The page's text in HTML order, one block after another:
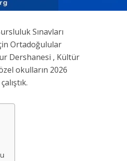
Sınavları
Ortadoğulular
Dershanesi , Kültür
okulların 2026